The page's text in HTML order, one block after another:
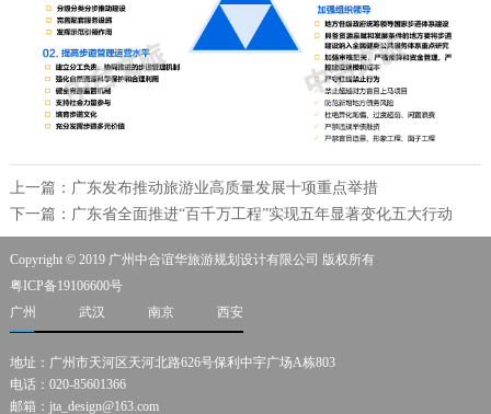
上一篇：广东发布推动旅游业高质量发展十项重点举措
下一篇：广东省全面推进“百千万工程”实现五年显著变化五大行动
Copyright © 2019 广州中合谊华旅游规划设计有限公司 版权所有
粤ICP备19106600号
广州
武汉 南京 西安
地址：广州市天河区天河北路626号保利中宇广场A栋803
电话：020-85601366
邮箱：jta_design@163.com